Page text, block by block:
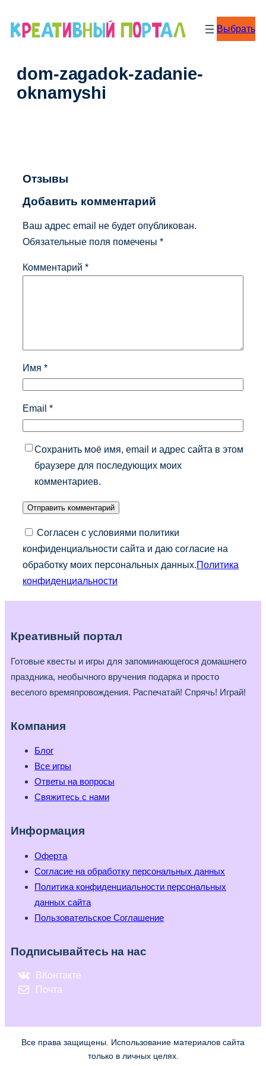
Выбрать
dom-zagadok-zadanie-
oknamyshi
Отзывы
Добавить комментарий
Ваш адрес email не будет опубликован.
Обязательные поля помечены *
Комментарий *
Имя *
Email *
Сохранить моё имя, email и адрес сайта в этом
браузере для последующих моих
комментариев.
Согласен с условиями политики
конфиденциальности сайта и даю согласие на
обработку моих персональных данных.Политика
конфиденциальности
Креативный портал
Готовые квесты и игры для запоминающегося домашнего
праздника, необычного вручения подарка и просто
веселого времяпровождения. Распечатай! Спрячь! Играй!
Компания
Блог
Все игры
Ответы на вопросы
Свяжитесь с нами
Информация
Оферта
Согласие на обработку персональных данных
Политика конфиденциальности персональных
данных сайта
Пользовательское Соглашение
Подписывайтесь на нас
ВКонтакте
Почта
Все права защищены. Использование материалов сайта
только в личных целях.